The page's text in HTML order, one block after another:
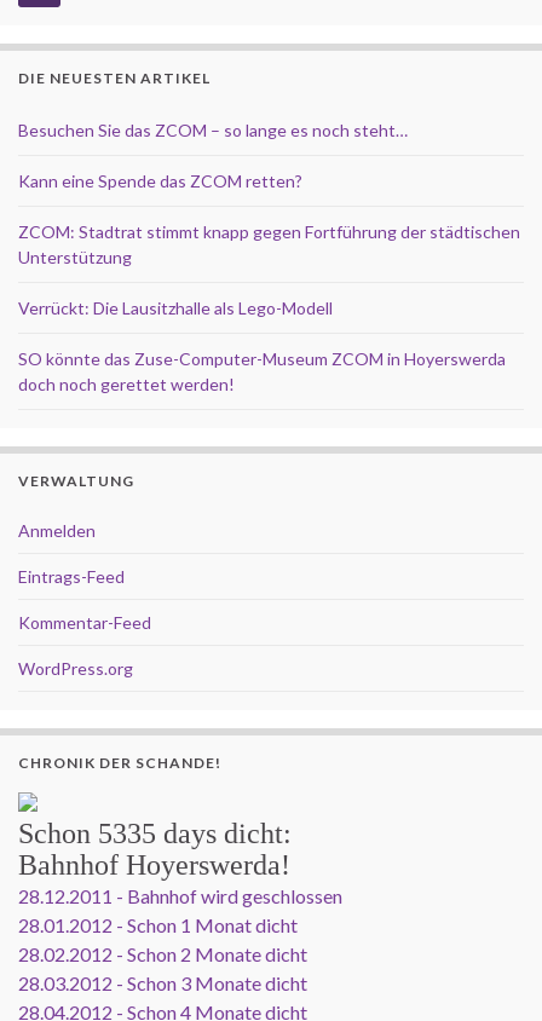
DIE NEUESTEN ARTIKEL
Besuchen Sie das ZCOM – so lange es noch steht…
Kann eine Spende das ZCOM retten?
ZCOM: Stadtrat stimmt knapp gegen Fortführung der städtischen
Unterstützung
Verrückt: Die Lausitzhalle als Lego-Modell
SO könnte das Zuse-Computer-Museum ZCOM in Hoyerswerda
doch noch gerettet werden!
VERWALTUNG
Anmelden
Eintrags-Feed
Kommentar-Feed
WordPress.org
CHRONIK DER SCHANDE!
Schon 5335 days dicht:
Bahnhof Hoyerswerda!
28.12.2011 - Bahnhof wird geschlossen
28.01.2012 - Schon 1 Monat dicht
28.02.2012 - Schon 2 Monate dicht
28.03.2012 - Schon 3 Monate dicht
28.04.2012 - Schon 4 Monate dicht